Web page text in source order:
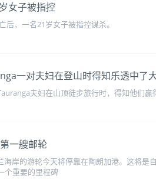
女子被指控
，一名21岁女子被指控谋杀。
一对夫妇在登山时得知乐透中了
夫妇在山顶徒步旅行时，得知他们赢
一艘邮轮
岸的游轮今天将停靠在陶朗加港。这将
个重要的里程碑